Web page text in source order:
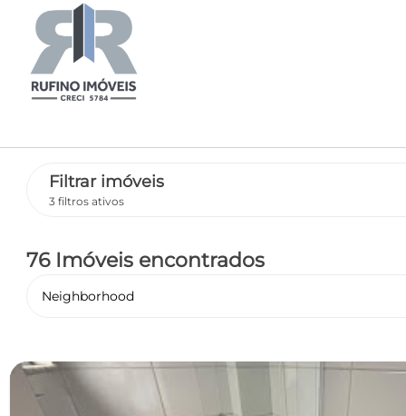
Filtrar imóveis
3 filtros ativos
76 Imóveis encontrados
Neighborhood